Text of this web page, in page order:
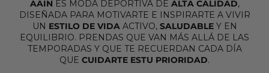
AAIN ES MODA DEPORTIVA DE ALTA CALIDAD,
DISEÑADA PARA MOTIVARTE E INSPIRARTE A VIVIR
UN ESTILO DE VIDA ACTIVO, SALUDABLEY EN
EQUILIBRIO. PRENDAS QUE VAN MÁS ALLÁ DE LAS
TEMPORADAS Y QUE TE RECUERDAN CADA DÍA
QUE CUIDARTE ESTU PRIORIDAD.